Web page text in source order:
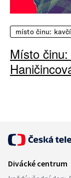
místo činu:
Místo